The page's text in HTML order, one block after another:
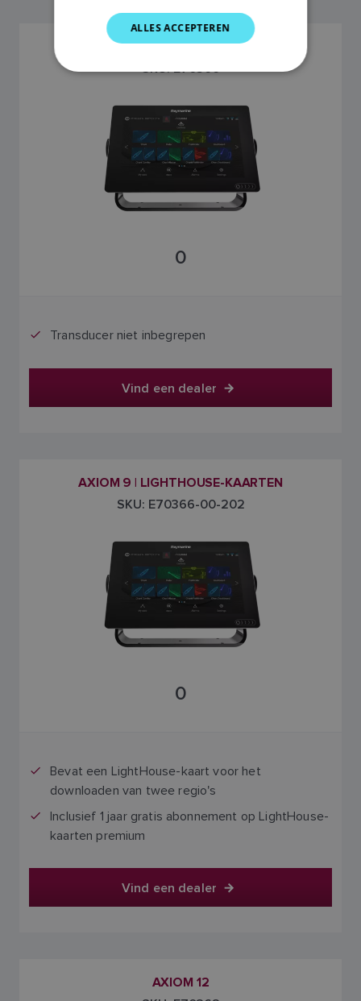
AXIOM 9
SKU: E70366
0
Transducer niet inbegrepen
Vind een dealer
AXIOM 9 | LIGHTHOUSE-KAARTEN
SKU: E70366-00-202
0
Bevat een LightHouse-kaart voor het
downloaden van twee regio's
Inclusief 1 jaar gratis abonnement op LightHouse-
kaarten premium
Vind een dealer
AXIOM 12
SPANISH
NORWEGIAN
FINNISH
ALLES ACCEPTEREN